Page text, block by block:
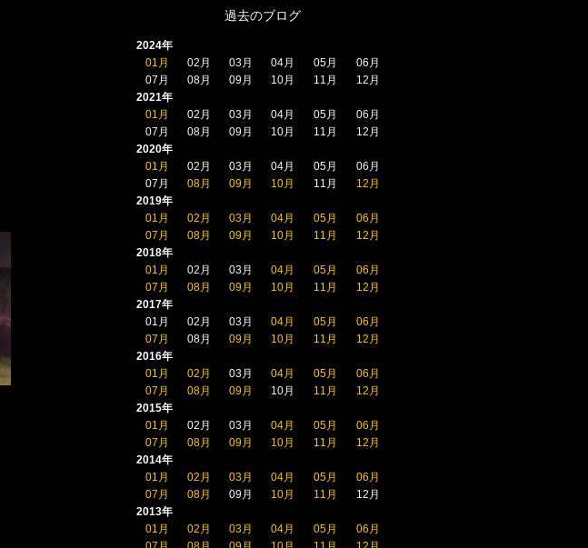
過去のブログ
2024年
01月
02月 03月 04月 05月
06月
07月
08月 09月 10月 11月
12月
2021年
01月
02月 03月 04月 05月
06月
07月
08月 09月 10月 11月
12月
2020年
01月
02月 03月 04月 05月
06月
07月
08月 09月 10月 11月
12月
2019年
01月
02月 03月 04月 05月
06月
07月
08月 09月 10月 11月
12月
2018年
01月
02月 03月 04月 05月
06月
07月
08月 09月 10月 11月
12月
2017年
01月
02月 03月 04月 05月
06月
07月
08月 09月 10月 11月
12月
2016年
01月
02月 03月 04月 05月
06月
07月
08月 09月 10月 11月
12月
2015年
01月
02月 03月 04月 05月
06月
07月
08月 09月 10月 11月
12月
2014年
01月
02月 03月 04月 05月
06月
07月
08月 09月 10月 11月
12月
2013年
01月
02月 03月 04月 05月
06月